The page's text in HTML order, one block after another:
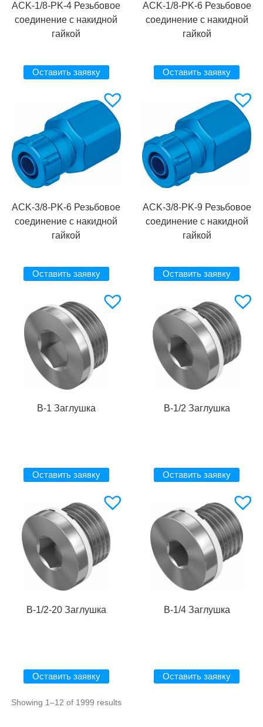
ACK-1/8-PK-4 Резьбовое
соединение с накидной
гайкой
Оставить заявку
ACK-1/8-PK-6 Резьбовое
соединение с накидной
гайкой
Оставить заявку
ACK-3/8-PK-6 Резьбовое
соединение с накидной
гайкой
Оставить заявку
ACK-3/8-PK-9 Резьбовое
соединение с накидной
гайкой
Оставить заявку
B-1 Заглушка
Оставить заявку
B-1/2 Заглушка
Оставить заявку
B-1/2-20 Заглушка
Оставить заявку
B-1/4 Заглушка
Оставить заявку
Showing 1–12 of 1999 results